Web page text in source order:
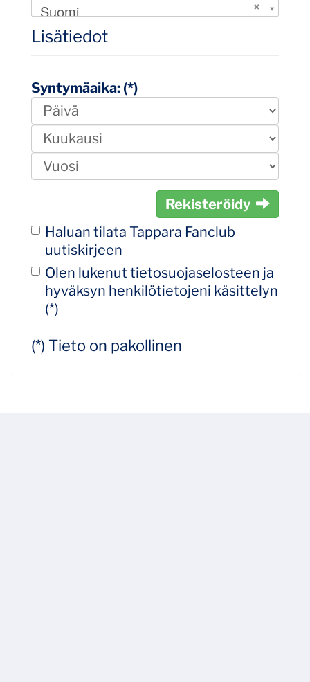
Suomi
Lisätiedot
Syntymäaika: (*)
Rekisteröidy
Haluan tilata Tappara Fanclub
uutiskirjeen
Olen lukenut tietosuojaselosteen ja
hyväksyn henkilötietojeni käsittelyn
(*)
(*) Tieto on pakollinen